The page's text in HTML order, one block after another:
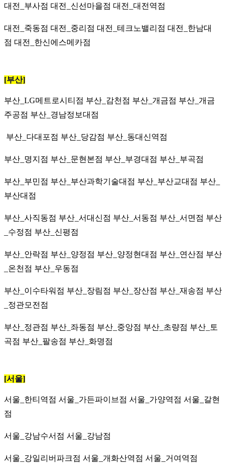
대전_부사점 대전_신선마을점 대전_대전역점
대전_죽동점 대전_중리점 대전_테크노밸리점 대전_한남대
점 대전_한신에스메카점
[부산]
부산_LG메트로시티점 부산_감천점 부산_개금점 부산_개금
주공점 부산_경남정보대점
부산_다대포점 부산_당감점 부산_동대신역점
부산_명지점 부산_문현본점 부산_부경대점 부산_부곡점
부산_부민점 부산_부산과학기술대점 부산_부산교대점 부산_
부산대점
부산_사직동점 부산_서대신점 부산_서동점 부산_서면점 부산
_수정점 부산_신평점
부산_안락점 부산_양정점 부산_양정현대점 부산_연산점 부산
_온천점 부산_우동점
부산_이수타워점 부산_장림점 부산_장산점 부산_재송점 부산
_정관모전점
부산_정관점 부산_좌동점 부산_중앙점 부산_초량점 부산_토
곡점 부산_팔송점 부산_화명점
[서울]
서울_한티역점 서울_가든파이브점 서울_가양역점 서울_갈현
점
서울_강남수서점 서울_강남점
서울_강일리버파크점 서울_개화산역점 서울_거여역점